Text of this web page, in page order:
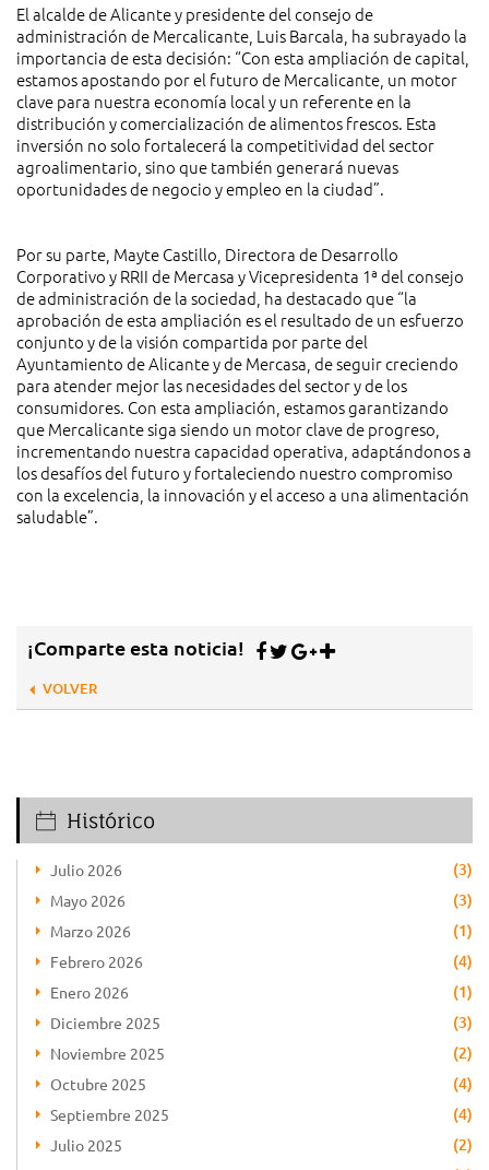
El alcalde de Alicante y presidente del consejo de
administración de Mercalicante, Luis Barcala, ha subrayado la
importancia de esta decisión: “Con esta ampliación de capital,
estamos apostando por el futuro de Mercalicante, un motor
clave para nuestra economía local y un referente en la
distribución y comercialización de alimentos frescos. Esta
inversión no solo fortalecerá la competitividad del sector
agroalimentario, sino que también generará nuevas
oportunidades de negocio y empleo en la ciudad”.
Por su parte, Mayte Castillo, Directora de Desarrollo
Corporativo y RRII de Mercasa y Vicepresidenta 1ª del consejo
de administración de la sociedad, ha destacado que “la
aprobación de esta ampliación es el resultado de un esfuerzo
conjunto y de la visión compartida por parte del
Ayuntamiento de Alicante y de Mercasa, de seguir creciendo
para atender mejor las necesidades del sector y de los
consumidores. Con esta ampliación, estamos garantizando
que Mercalicante siga siendo un motor clave de progreso,
incrementando nuestra capacidad operativa, adaptándonos a
los desafíos del futuro y fortaleciendo nuestro compromiso
con la excelencia, la innovación y el acceso a una alimentación
saludable”.
¡Comparte esta noticia!
VOLVER
Histórico
Julio 2026 (3)
Mayo 2026 (3)
Marzo 2026 (1)
Febrero 2026 (4)
Enero 2026 (1)
Diciembre 2025 (3)
Noviembre 2025 (2)
Octubre 2025 (4)
Septiembre 2025 (4)
Julio 2025 (2)